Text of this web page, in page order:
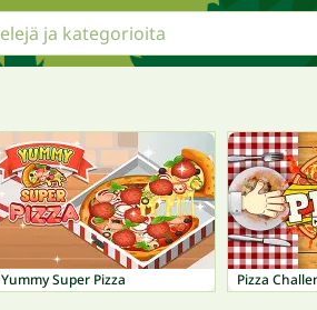
Yummy Super Pizza Pizza